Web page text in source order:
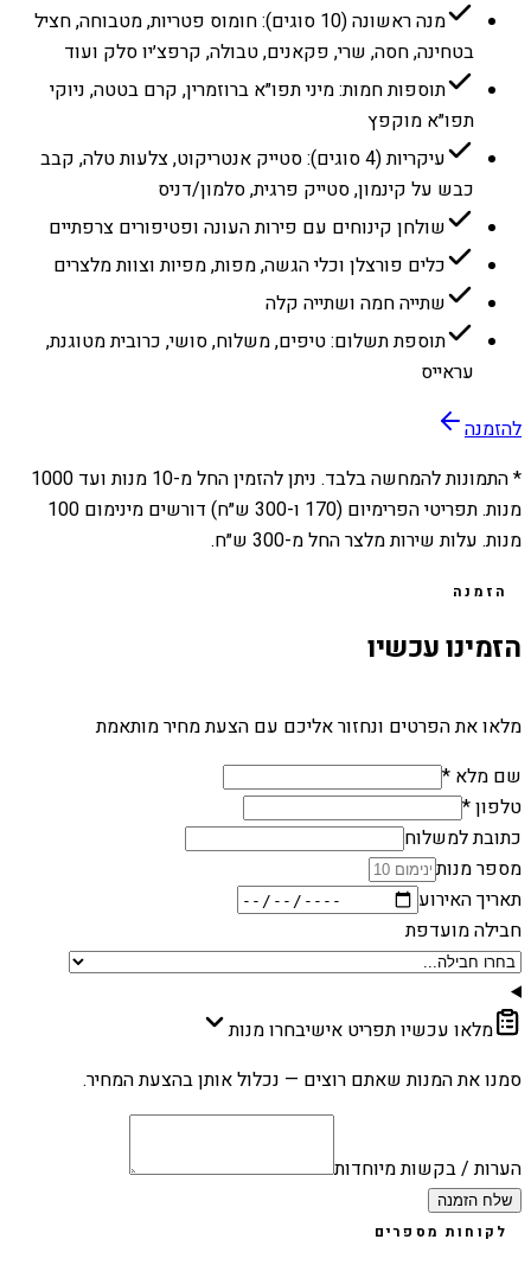
מנה ראשונה (10 סוגים): חומוס פטריות, מטבוחה, חציל
בטחינה, חסה, שרי, פקאנים, טבולה, קרפצ׳יו סלק ועוד
תוספות חמות: מיני תפו״א ברוזמרין, קרם בטטה, ניוקי
תפו״א מוקפץ
עיקריות (4 סוגים): סטייק אנטריקוט, צלעות טלה, קבב
כבש על קינמון, סטייק פרגית, סלמון/דניס
שולחן קינוחים עם פירות העונה ופטיפורים צרפתיים
כלים פורצלן וכלי הגשה, מפות, מפיות וצוות מלצרים
שתייה חמה ושתייה קלה
תוספת תשלום: טיפים, משלוח, סושי, כרובית מטוגנת,
עראייס
להזמנה
* התמונות להמחשה בלבד. ניתן להזמין החל מ-10 מנות ועד 1000
מנות. תפריטי הפרימיום (170 ו-300 ש״ח) דורשים מינימום 100
מנות. עלות שירות מלצר החל מ-300 ש״ח.
הזמנה
הזמינו עכשיו
מלאו את הפרטים ונחזור אליכם עם הצעת מחיר מותאמת
שם מלא *
טלפון *
כתובת למשלוח
מספר מנות
תאריך האירוע
חבילה מועדפת
מלאו עכשיו תפריט אישיבחרו מנות
סמנו את המנות שאתם רוצים — נכלול אותן בהצעת המחיר.
הערות / בקשות מיוחדות
שלח הזמנה
לקוחות מספרים